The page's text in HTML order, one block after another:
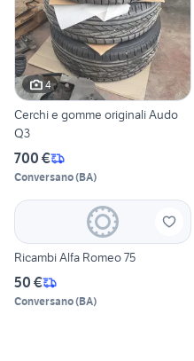
4
Cerchi e gomme originali Audo
Q3
700 €
Conversano(BA)
Ricambi Alfa Romeo 75
50 €
Conversano(BA)